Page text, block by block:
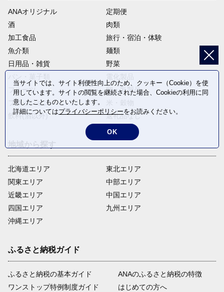
ANAオリジナル
定期便
酒
肉類
加工食品
旅行・宿泊・体験
魚介類
麺類
日用品・雑貨
野菜
フルーツ
卵・乳製品
ファッション
飲料(酒以外)
返礼品なし
北海道エリア
関東エリア
近畿エリア
四国エリア
沖縄エリア
東北エリア
中部エリア
中国エリア
九州エリア
ふるさと納税ガイド
ふるさと納税の基本ガイド
ワンストップ特例制度ガイド
ANAのふるさと納税の特徴
はじめての方へ
当サイトでは、サイト利便性向上のため、クッキー（Cookie）を使
用しています。サイトの閲覧を継続された場合、Cookieの利用に同
意したことものといたします。
詳細についてはプライバシーポリシーをお読みください。
OK